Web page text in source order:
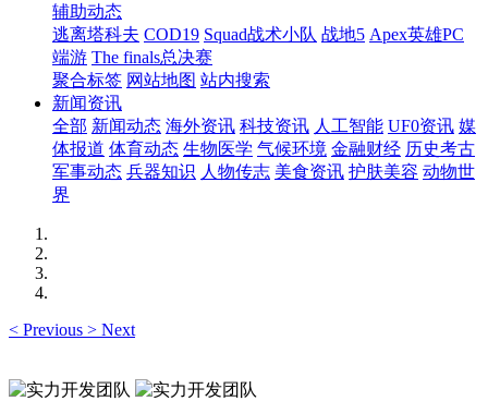
辅助动态
逃离塔科夫 COD19 Squad战术小队 战地5 Apex英雄PC
端游 The finals总决赛
聚合标签 网站地图 站内搜索
新闻资讯
全部 新闻动态 海外资讯 科技资讯 人工智能 UF0资讯 媒
体报道 体育动态 生物医学 气候环境 金融财经 历史考古
军事动态 兵器知识 人物传志 美食资讯 护肤美容 动物世
界
< Previous > Next